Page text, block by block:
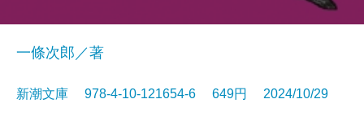
一條次郎／著
新潮文庫 978-4-10-121654-6 649円 2024/10/29